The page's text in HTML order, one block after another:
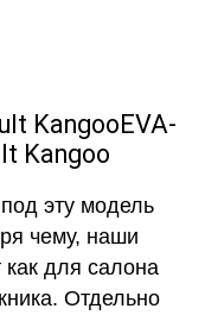
EVA-
Kangoo
эту модель
чему, наши
для салона
Отдельно